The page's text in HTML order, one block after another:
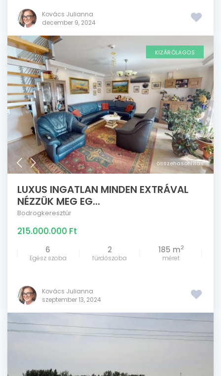
Kovács Julianna
december 9, 2024
összehasonlítás
KIZÁRÓLAGOS
LUXUS INGATLAN MINDEN EXTRÁVAL
NÉZZÜK MEG EG...
Bodrogkeresztúr
215.000.000 Ft
6
Egész szoba
2
fürdőszoba
185 m2
méret
Kovács Julianna
szeptember 13, 2024